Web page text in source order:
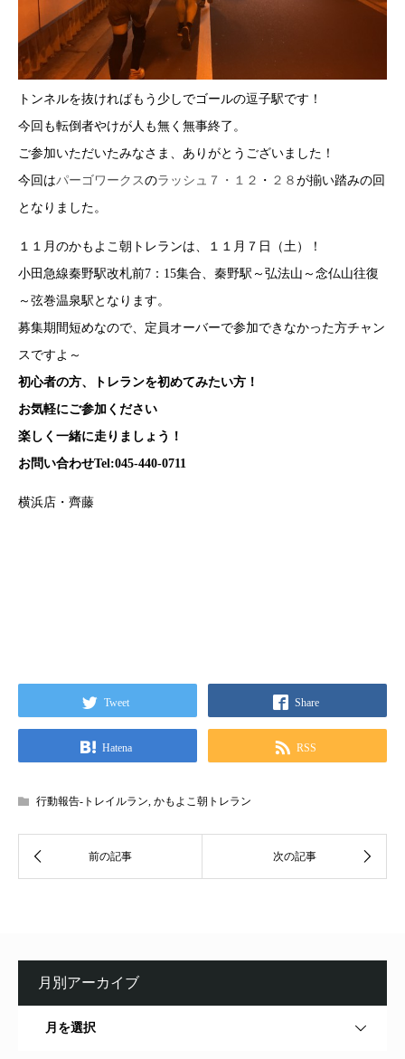
トンネルを抜ければもう少しでゴールの逗子駅です！
今回も転倒者やけが人も無く無事終了。
ご参加いただいたみなさま、ありがとうございました！
今回はパーゴワークスのラッシュ７・１２ ・ ２８ が揃い踏みの回
となりました。
１１月のかもよこ朝トレランは、１１月７日（土）！
小田急線秦野駅改札前7：15集合、秦野駅～弘法山～念仏山往復
～弦巻温泉駅となります。
募集期間短めなので、定員オーバーで参加できなかった方チャン
スですよ～
初心者の方、トレランを初めてみたい方！
お気軽にご参加ください
楽しく一緒に走りましょう！
お問い合わせTel:045-440-0711
横浜店・齊藤
Tweet Share
Hatena RSS
行動報告-トレイルラン, かもよこ朝トレラン
月別アーカイブ
月を選択